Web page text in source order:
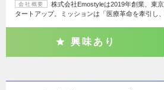
会社概要
株式会社Emostyleは2019年創業、東
タートアップ。ミッションは「医療革命を牽引し
興味あり